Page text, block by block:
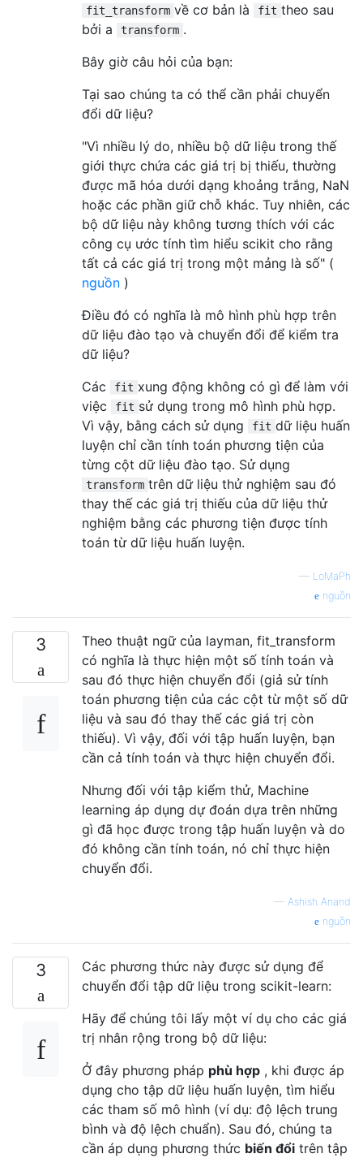
fit_transform về cơ bản là fit theo sau
bởi a
transform .
Bây giờ câu hỏi của bạn:
Tại sao chúng ta có thể cần phải chuyển
đổi dữ liệu?
"Vì nhiều lý do, nhiều bộ dữ liệu trong thế
giới thực chứa các giá trị bị thiếu, thường
được mã hóa dưới dạng khoảng trắng, NaN
hoặc các phần giữ chỗ khác. Tuy nhiên, các
bộ dữ liệu này không tương thích với các
công cụ ước tính tìm hiểu scikit cho rằng
tất cả các giá trị trong một mảng là số" (
nguồn )
Điều đó có nghĩa là mô hình phù hợp trên
dữ liệu đào tạo và chuyển đổi để kiểm tra
dữ liệu?
Các
fit xung động không có gì để làm với
việc
fit sử dụng trong mô hình phù hợp.
Vì vậy, bằng cách sử dụng
fit dữ liệu huấn
luyện chỉ cần tính toán phương tiện của
từng cột dữ liệu đào tạo. Sử dụng
transform trên dữ liệu thử nghiệm sau đó
thay thế các giá trị thiếu của dữ liệu thử
nghiệm bằng các phương tiện được tính
toán từ dữ liệu huấn luyện.
— LoMaPh
nguồn
3
Theo thuật ngữ của layman, fit_transform
có nghĩa là thực hiện một số tính toán và
sau đó thực hiện chuyển đổi (giả sử tính
toán phương tiện của các cột từ một số dữ
liệu và sau đó thay thế các giá trị còn
thiếu). Vì vậy, đối với tập huấn luyện, bạn
cần cả tính toán và thực hiện chuyển đổi.
Nhưng đối với tập kiểm thử, Machine
learning áp dụng dự đoán dựa trên những
gì đã học được trong tập huấn luyện và do
đó không cần tính toán, nó chỉ thực hiện
chuyển đổi.
— Ashish Anand
nguồn
3
Các phương thức này được sử dụng để
chuyển đổi tập dữ liệu trong scikit-learn:
Hãy để chúng tôi lấy một ví dụ cho các giá
trị nhân rộng trong bộ dữ liệu:
Ở đây phương pháp phù hợp , khi được áp
dụng cho tập dữ liệu huấn luyện, tìm hiểu
các tham số mô hình (ví dụ: độ lệch trung
bình và độ lệch chuẩn). Sau đó, chúng ta
cần áp dụng phương thức biến đổi trên tập